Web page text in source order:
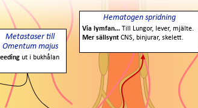
Metastaser till
Omentum majus
ut i bukhålan
Hematogen spridning
Via lymfan... Till Lungor, lever, mjälte.
Mer sällsynt CNS, binjurar, skelett.